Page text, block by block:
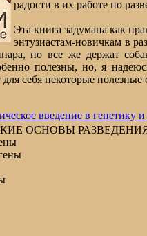
радости в их работе по
Эта книга задумана как
энтузиастам-новичкам в
но все же держат
полезны, но, я
для себя некоторые
введение в генетику и
ОСНОВЫ